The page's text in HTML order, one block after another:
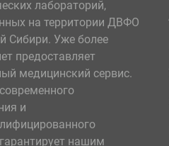
лабораторий,
на территории ДВФО
Сибири. Уже более
предоставляет
медицинский сервис.
и
нашим